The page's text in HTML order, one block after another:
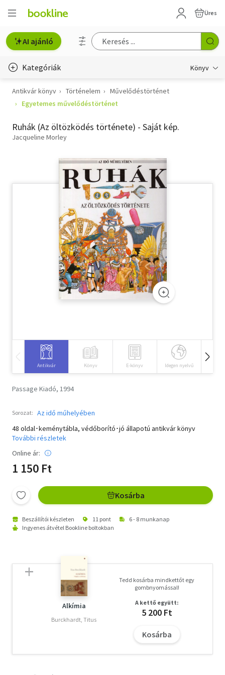
Üres
AI ajánló
Kategóriák Könyv
Életmód, egészség
Gyermek- és ifjúsági
Hobbi, szabadidő
Szótár, nyelvkönyv
Tankönyv, segédkönyv
Társadalomtudomány
Antikvár könyv Történelem
Művelődéstörténet
Egyetemes művelődéstörténet
Ruhák (Az öltözködés története) - Saját kép.
Jacqueline Morley
Antikvár Könyv E-könyv Idegen nyelvű
Passage Kiadó, 1994
Sorozat: Az idő műhelyében
48 oldal･keménytábla, védőborító･jó állapotú antikvár könyv
További részletek
Online ár:
1 150 Ft
Kosárba
Beszállítói készleten 11 pont
6 - 8 munkanap
Ingyenes átvétel Bookline boltokban
Alkímia
Burckhardt, Titus
Tedd kosárba mindkettőt egy
gombnyomással!
A kettő együtt:
5 200 Ft
Kosárba